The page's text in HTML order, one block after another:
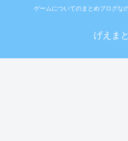
ゲームについてのまとめブログな
げえまと